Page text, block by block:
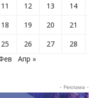
11
12 13 14
18
19 20 21
25
26 27 28
Апр »
- Реклама -